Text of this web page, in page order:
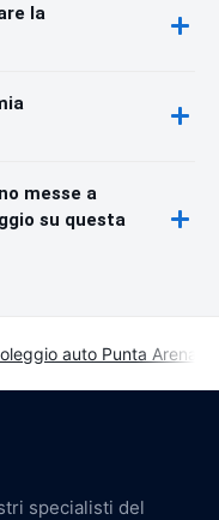
la
messe a
su questa
auto Punta Arenas
specialisti del